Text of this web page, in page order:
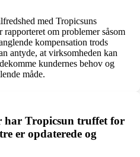
med Tropicsuns
om problemer såsom
kompensation trods
antyde, at virksomheden kan
kundernes behov og
måde.
har Tropicsun truffet for
er opdaterede og